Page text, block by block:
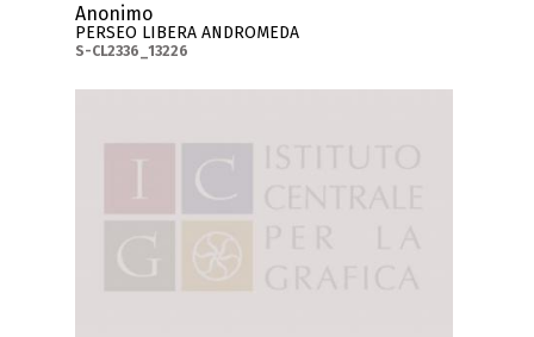
Anonimo
PERSEO LIBERA ANDROMEDA
S-CL2336_13226